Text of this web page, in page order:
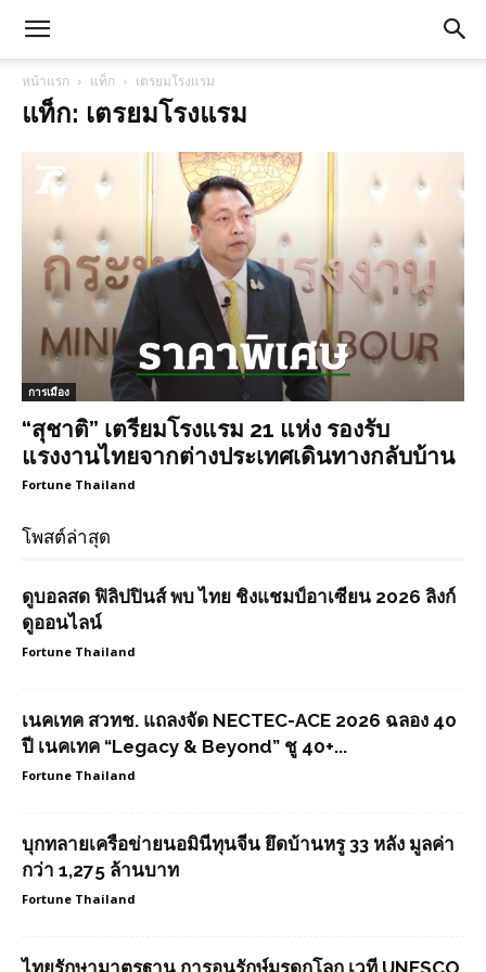
หน้าแรก แท็ก เตรยมโรงแรม
แท็ก: เตรยมโรงแรม
การเมือง
“สุชาติ” เตรียมโรงแรม 21 แห่ง รองรับ
แรงงานไทยจากต่างประเทศเดินทางกลับบ้าน
Fortune Thailand
โพสต์ล่าสุด
ดูบอลสด ฟิลิปปินส์ พบ ไทย ชิงแชมป์อาเซียน 2026 ลิงก์
ดูออนไลน์
Fortune Thailand
เนคเทค สวทช. แถลงจัด NECTEC-ACE 2026 ฉลอง 40
ปี เนคเทค “Legacy & Beyond” ชู 40+...
Fortune Thailand
บุกทลายเครือข่ายนอมินีทุนจีน ยึดบ้านหรู 33 หลัง มูลค่า
กว่า 1,275 ล้านบาท
Fortune Thailand
ไทยรักษามาตรฐาน การอนุรักษ์มรดกโลก เวที UNESCO